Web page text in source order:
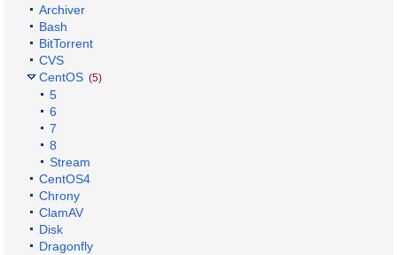
Archiver
Bash
BitTorrent
CVS
CentOS (5)
5
6
7
8
Stream
CentOS4
Chrony
ClamAV
Disk
Dragonfly